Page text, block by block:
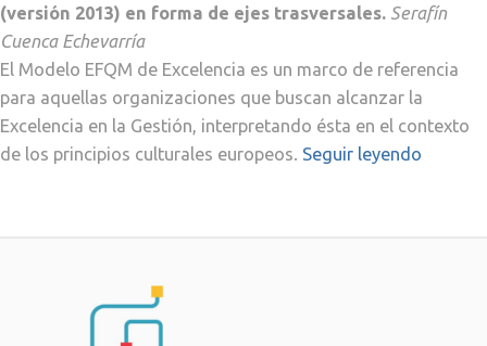
(versión 2013) en forma de ejes trasversales. Serafín
Cuenca Echevarría
El Modelo EFQM de Excelencia es un marco de referencia
para aquellas organizaciones que buscan alcanzar la
Excelencia en la Gestión, interpretando ésta en el contexto
de los principios culturales europeos. Seguir leyendo